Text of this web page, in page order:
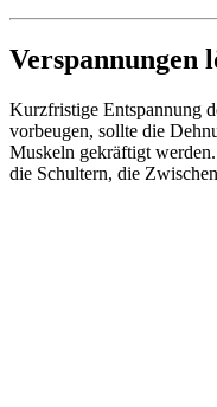
Verspannungen
Kurzfristige Entspannung
vorbeugen, sollte die
Muskeln gekräftigt
die Schultern, die